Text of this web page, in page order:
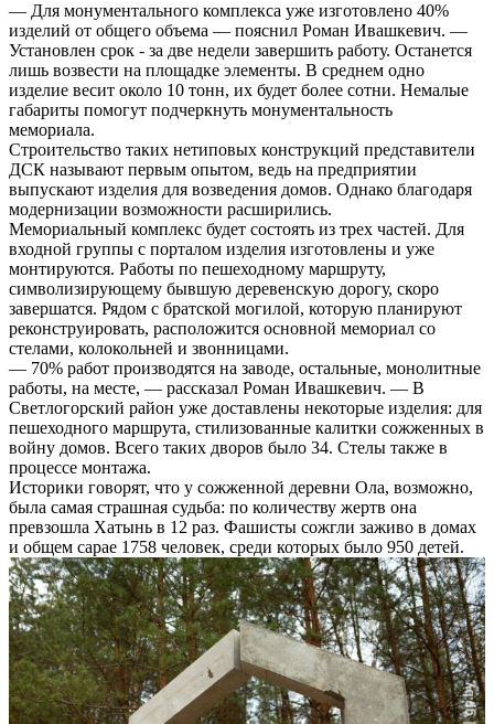
— Для монументального комплекса уже изготовлено 40%
изделий от общего объема — пояснил Роман Ивашкевич. —
Установлен срок - за две недели завершить работу. Останется
лишь возвести на площадке элементы. В среднем одно
изделие весит около 10 тонн, их будет более сотни. Немалые
габариты помогут подчеркнуть монументальность
мемориала.
Строительство таких нетиповых конструкций представители
ДСК называют первым опытом, ведь на предприятии
выпускают изделия для возведения домов. Однако благодаря
модернизации возможности расширились.
Мемориальный комплекс будет состоять из трех частей. Для
входной группы с порталом изделия изготовлены и уже
монтируются. Работы по пешеходному маршруту,
символизирующему бывшую деревенскую дорогу, скоро
завершатся. Рядом с братской могилой, которую планируют
реконструировать, расположится основной мемориал со
стелами, колокольней и звонницами.
— 70% работ производятся на заводе, остальные, монолитные
работы, на месте, — рассказал Роман Ивашкевич. — В
Светлогорский район уже доставлены некоторые изделия: для
пешеходного маршрута, стилизованные калитки сожженных в
войну домов. Всего таких дворов было 34. Стелы также в
процессе монтажа.
Историки говорят, что у сожженной деревни Ола, возможно,
была самая страшная судьба: по количеству жертв она
превзошла Хатынь в 12 раз. Фашисты сожгли заживо в домах
и общем сарае 1758 человек, среди которых было 950 детей.